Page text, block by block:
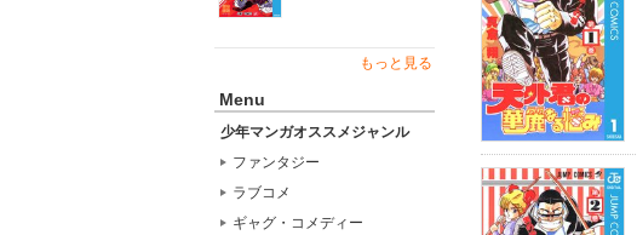
もっと見る
Menu
少年マンガオススメジャンル
ファンタジー
ラブコメ
ギャグ・コメディー